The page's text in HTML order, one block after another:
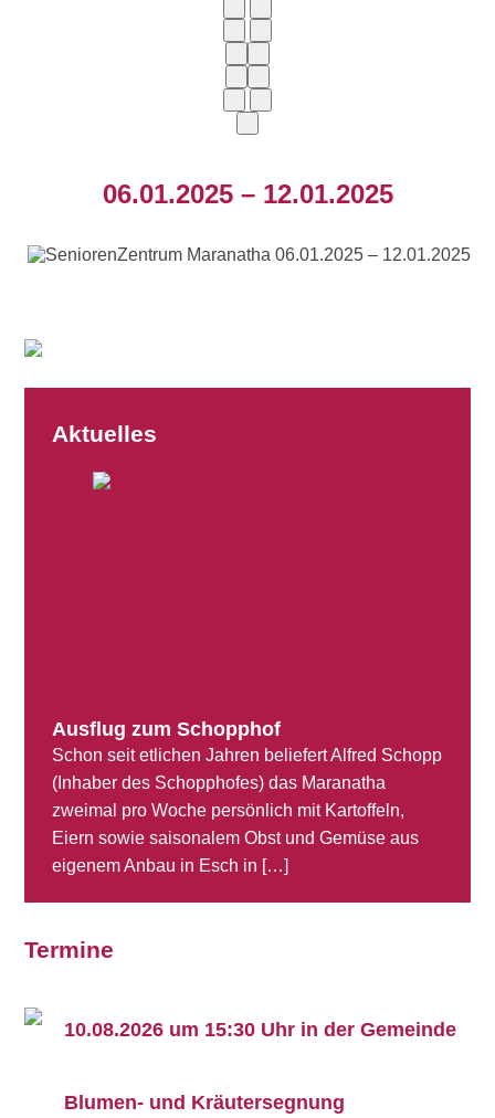
06.01.2025 – 12.01.2025
Aktuelles
Ausflug zum Schopphof
Schon seit etlichen Jahren beliefert Alfred Schopp
(Inhaber des Schopphofes) das Maranatha
zweimal pro Woche persönlich mit Kartoffeln,
Eiern sowie saisonalem Obst und Gemüse aus
eigenem Anbau in Esch in […]
Termine
10.08.2026 um 15:30 Uhr in der Gemeinde
Blumen- und Kräutersegnung